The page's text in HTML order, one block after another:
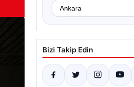
Bizi Takip Edin